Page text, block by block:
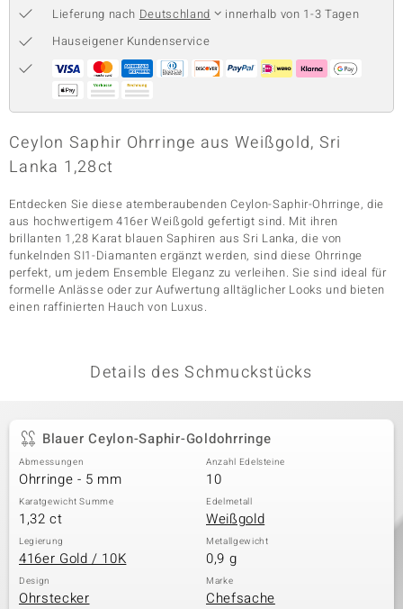
Classics
Lieferung nach Deutschland
innerhalb von 1-3 Tagen
Hauseigener Kundenservice
Ceylon Saphir Ohrringe aus Weißgold, Sri
Lanka 1,28ct
Entdecken Sie diese atemberaubenden Ceylon-Saphir-Ohrringe, die
aus hochwertigem 416er Weißgold gefertigt sind. Mit ihren
brillanten 1,28 Karat blauen Saphiren aus Sri Lanka, die von
funkelnden SI1-Diamanten ergänzt werden, sind diese Ohrringe
perfekt, um jedem Ensemble Eleganz zu verleihen. Sie sind ideal für
formelle Anlässe oder zur Aufwertung alltäglicher Looks und bieten
einen raffinierten Hauch von Luxus.
Details des Schmuckstücks
Blauer Ceylon-Saphir-Goldohrringe
Abmessungen
Ohrringe - 5 mm
Anzahl Edelsteine
10
Karatgewicht Summe
1,32 ct
Edelmetall
Weißgold
Legierung
416er Gold / 10K
Metallgewicht
0,9 g
Design
Ohrstecker
Marke
Chefsache